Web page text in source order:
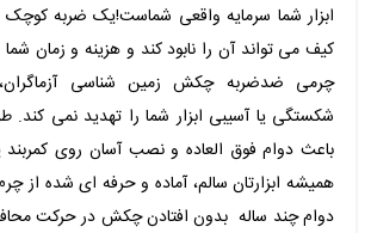
ابزار شما سرمایه واقعی شماست!یک ضربه
کیف می تواند آن را نابود کند و هزینه و زمان
چرمی ضدضربه چکش زمین شناسی
شکستگی یا آسیبی ابزار شما را تهدید نمی
باعث دوام فوق العاده و نصب آسان روی کمربند
همیشه ابزارتان سالم، آماده و حرفه ای شده از
دوام چند ساله بدون افتادن چکش در حرکت